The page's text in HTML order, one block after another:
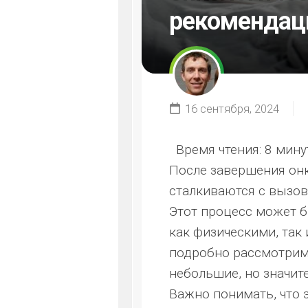
16 сентября, 2024
Время чтения: 8
После завершения
сталкиваются с
Этот процесс может
как физическими,
подробно
небольшие, но
Важно понимать, что